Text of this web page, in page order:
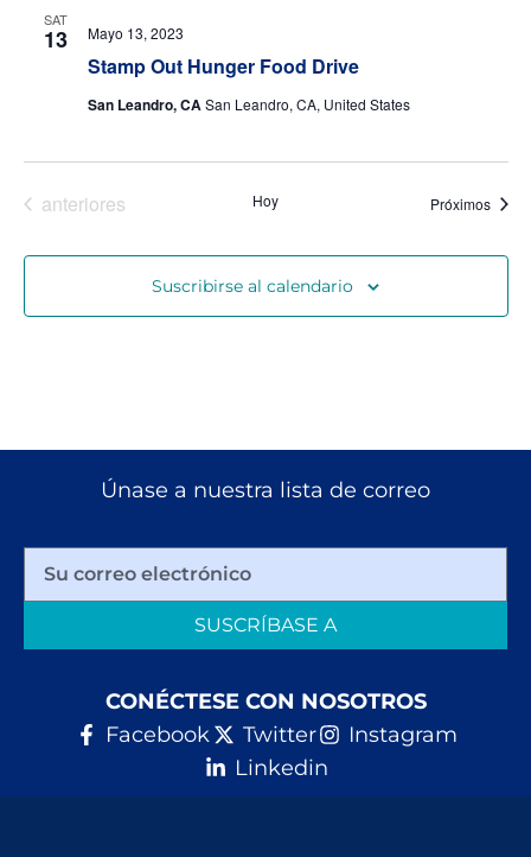
SAT
13
Stamp Out Hunger Food Drive
Mayo 13, 2023
San Leandro, CASan Leandro, CA, United States
Eventos
anteriores Hoy Próximos
Suscribirse al calendario
Únase a nuestra lista de correo
SUSCRÍBASE A
CONÉCTESE CON NOSOTROS
Facebook
Twitter
Instagram
Linkedin